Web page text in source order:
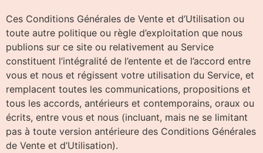
Ces Conditions Générales de Vente et d’Utilisation ou
toute autre politique ou règle d’exploitation que nous
publions sur ce site ou relativement au Service
constituent l’intégralité de l’entente et de l’accord entre
vous et nous et régissent votre utilisation du Service, et
remplacent toutes les communications, propositions et
tous les accords, antérieurs et contemporains, oraux ou
écrits, entre vous et nous (incluant, mais ne se limitant
pas à toute version antérieure des Conditions Générales
de Vente et d’Utilisation).